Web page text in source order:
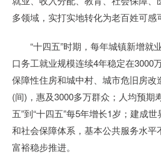
多领域，实打实地转化为老百姓可
“十四五”时期，每年城镇新增就
口务工就业规模连续4年稳定在3000
保障性住房和城中村、城市危旧房改
(间)，惠及3000多万群众；人均预期
五”到“十四五”每5年增长1岁；建成
和社会保障体系，基本公共服务水平
富裕稳步推进。